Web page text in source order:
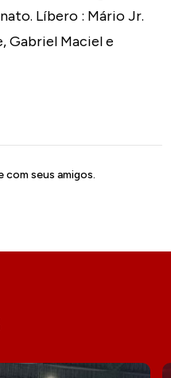
Líbero : Mário Jr.
Gabriel Maciel e
seus amigos.